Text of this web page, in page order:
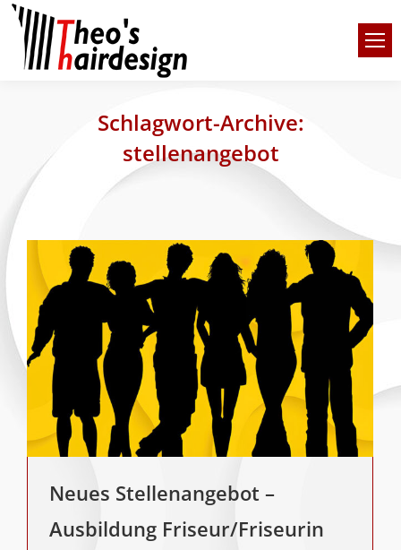
Schlagwort-Archive:
stellenangebot
Neues Stellenangebot –
Ausbildung Friseur/Friseurin